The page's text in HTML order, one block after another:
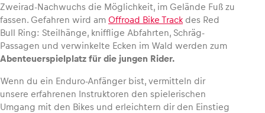
Fahrzeug
Alle anzeigen
Zweirad-Nachwuchs die Möglichkeit, im Gelände Fuß zu
fassen. Gefahren wird am Offroad Bike Track des Red
Bull Ring: Steilhänge, knifflige Abfahrten, Schräg-
Passagen und verwinkelte Ecken im Wald werden zum
Abenteuerspielplatz für die jungen Rider.
Wenn du ein Enduro-Anfänger bist, vermitteln dir
unsere erfahrenen Instruktoren den spielerischen
Umgang mit den Bikes und erleichtern dir den Einstieg